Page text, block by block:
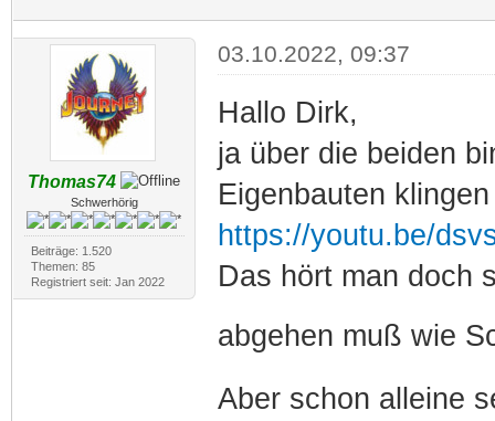
Thomas74
Schwerhörig
Beiträge: 1.520
Themen: 85
Registriert seit: Jan 2022
03.10.2022, 09:37
Hallo Dirk,
ja über die beiden
Eigenbauten
https://youtu.be/
Das hört man doch
abgehen muß wie
Aber schon alleine